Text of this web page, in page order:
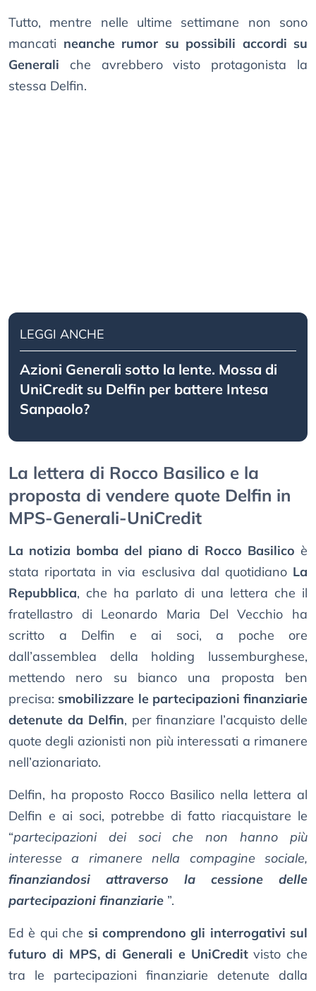
Tutto, mentre nelle ultime settimane non sono
mancati neanche rumor su possibili accordi su
Generali che avrebbero visto protagonista la
stessa Delfin.
LEGGI ANCHE
Azioni Generali sotto la lente. Mossa di
UniCredit su Delfin per battere Intesa
Sanpaolo?
La lettera di Rocco Basilico e la
proposta di vendere quote Delfin in
MPS-Generali-UniCredit
La notizia bomba del piano di Rocco Basilico è
stata riportata in via esclusiva dal quotidiano La
Repubblica, che ha parlato di una lettera che il
fratellastro di Leonardo Maria Del Vecchio ha
scritto a Delfin e ai soci, a poche ore
dall’assemblea della holding lussemburghese,
mettendo nero su bianco una proposta ben
precisa: smobilizzare le partecipazioni finanziarie
detenute da Delfin, per finanziare l’acquisto delle
quote degli azionisti non più interessati a rimanere
nell’azionariato.
Delfin, ha proposto Rocco Basilico nella lettera al
Delfin e ai soci, potrebbe di fatto riacquistare le
“partecipazioni dei soci che non hanno più
interesse a rimanere nella compagine sociale,
finanziandosi attraverso la cessione delle
partecipazioni finanziarie ”.
Ed è qui che si comprendono gli interrogativi sul
futuro di MPS, di Generali e UniCreditvisto che
tra le partecipazioni finanziarie detenute dalla